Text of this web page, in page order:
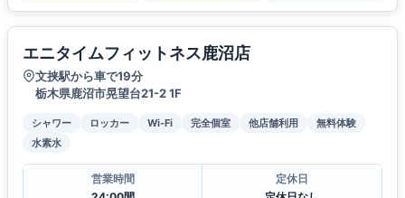
エニタイムフィットネス鹿沼店
文挟駅から車で19分
栃木県鹿沼市晃望台21-2 1F
シャワー ロッカー Wi-Fi 完全個室 他店舗利用
無料体験
水素水
営業時間
定休日